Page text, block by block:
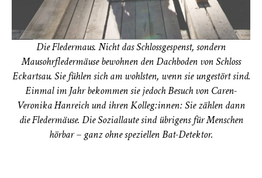
Die Fledermaus. Nicht das Schlossgespenst, sondern
Mausohrfledermäuse bewohnen den Dachboden von Schloss
Eckartsau. Sie fühlen sich am wohlsten, wenn sie ungestört sind.
Einmal im Jahr bekommen sie jedoch Besuch von Caren-
Veronika Hanreich und ihren Kolleg:innen: Sie zählen dann
die Fledermäuse. Die Soziallaute sind übrigens für Menschen
hörbar – ganz ohne speziellen Bat-Detektor.